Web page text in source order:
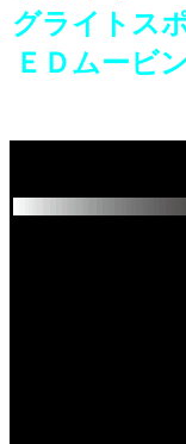
グライトス
ＥＤムービ